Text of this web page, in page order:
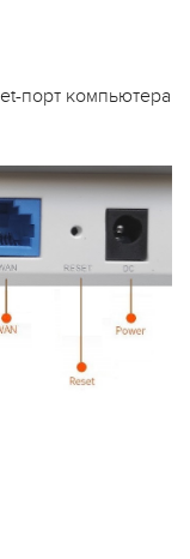
порт компьютера